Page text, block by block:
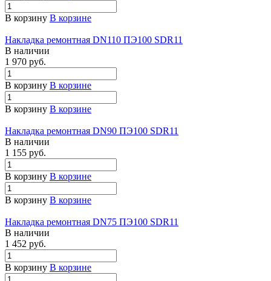
В корзину В корзине
Накладка ремонтная DN110 ПЭ100 SDR11
В наличии
1 970 руб.
В корзину В корзине
В корзину В корзине
Накладка ремонтная DN90 ПЭ100 SDR11
В наличии
1 155 руб.
В корзину В корзине
В корзину В корзине
Накладка ремонтная DN75 ПЭ100 SDR11
В наличии
1 452 руб.
В корзину В корзине